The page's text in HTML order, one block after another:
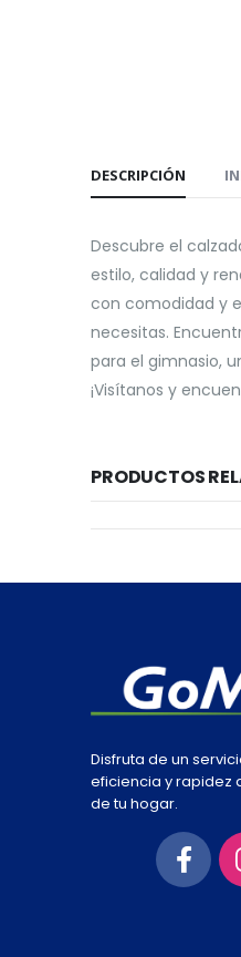
DESCRIPCIÓN
Descubre el
estilo, calidad y
con comodidad y
necesitas.
para el gimnasio,
¡Visítanos y
PRODUCTOS
Disfruta de un
eficiencia y rapidez
de tu hogar.